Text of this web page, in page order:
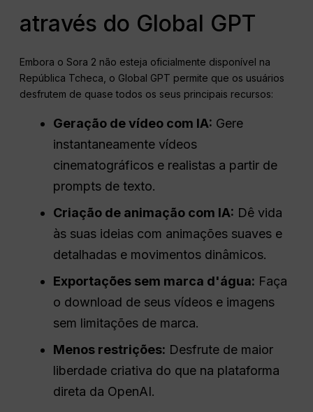
através do Global GPT
Embora o Sora 2 não esteja oficialmente disponível na
República Tcheca, o Global GPT permite que os usuários
desfrutem de quase todos os seus principais recursos:
Geração de vídeo com IA: Gere
instantaneamente vídeos
cinematográficos e realistas a partir de
prompts de texto.
Criação de animação com IA: Dê vida
às suas ideias com animações suaves e
detalhadas e movimentos dinâmicos.
Exportações sem marca d'água: Faça
o download de seus vídeos e imagens
sem limitações de marca.
Menos restrições: Desfrute de maior
liberdade criativa do que na plataforma
direta da OpenAI.